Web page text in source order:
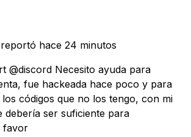
reportó hace 24 minutos
@discord Necesito ayuda para
fue hackeada hace poco y para
códigos que no los tengo, con mi
debería ser suficiente para
favor